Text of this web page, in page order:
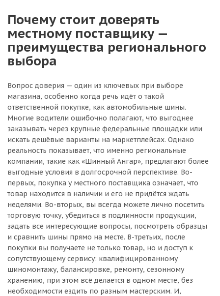
Почему стоит доверять
местному поставщику —
преимущества регионального
выбора
Вопрос доверия — один из ключевых при выборе
магазина, особенно когда речь идёт о такой
ответственной покупке, как автомобильные шины.
Многие водители ошибочно полагают, что выгоднее
заказывать через крупные федеральные площадки или
искать дешёвые варианты на маркетплейсах. Однако
реальность показывает, что именно региональные
компании, такие как «Шинный Ангар», предлагают более
выгодные условия в долгосрочной перспективе. Во-
первых, покупка у местного поставщика означает, что
товар находится в наличии и его не придётся ждать
неделями. Во-вторых, вы всегда можете лично посетить
торговую точку, убедиться в подлинности продукции,
задать все интересующие вопросы, посмотреть образцы
и сравнить шины прямо на месте. В-третьих, после
покупки вы получаете не только товар, но и доступ к
сопутствующему сервису: квалифицированному
шиномонтажу, балансировке, ремонту, сезонному
хранению, при этом всё делается в одном месте, без
необходимости ездить по разным мастерским. И,